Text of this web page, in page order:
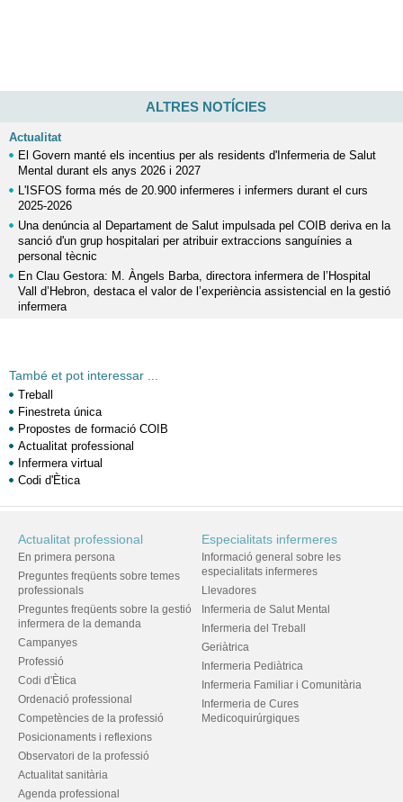
ALTRES NOTÍCIES
Actualitat
El Govern manté els incentius per als residents d'Infermeria de Salut
Mental durant els anys 2026 i 2027
L'ISFOS forma més de 20.900 infermeres i infermers durant el curs
2025-2026
Una denúncia al Departament de Salut impulsada pel COIB deriva en la
sanció d'un grup hospitalari per atribuir extraccions sanguínies a
personal tècnic
En Clau Gestora: M. Àngels Barba, directora infermera de l’Hospital
Vall d’Hebron, destaca el valor de l’experiència assistencial en la gestió
infermera
També et pot interessar ...
Treball
Finestreta única
Propostes de formació COIB
Actualitat professional
Infermera virtual
Codi d'Ètica
Actualitat professional
En primera persona
Preguntes freqüents sobre temes
professionals
Preguntes freqüents sobre la gestió
infermera de la demanda
Campanyes
Professió
Codi d'Ètica
Ordenació professional
Competències de la professió
Posicionaments i reflexions
Observatori de la professió
Actualitat sanitària
Agenda professional
Especialitats infermeres
Informació general sobre les
especialitats infermeres
Llevadores
Infermeria de Salut Mental
Infermeria del Treball
Geriàtrica
Infermeria Pediàtrica
Infermeria Familiar i Comunitària
Infermeria de Cures
Medicoquirúrgiques